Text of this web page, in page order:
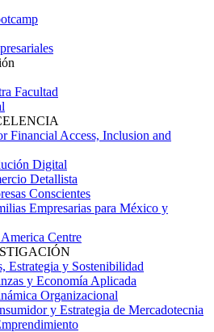
Facultad
Financial Access, Inclusion and
Digital
Detallista
Conscientes
Empresarias para México y
Centre
Estrategia y Sostenibilidad
y Economía Aplicada
Organizacional
y Estrategia de Mercadotecnia